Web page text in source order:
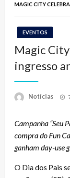
MAGIC CITY
EVENTOS
Magic
ingresso
Notícias
Campanha “Seu
compra do Fun
ganham day-use
O Dia dos Pais